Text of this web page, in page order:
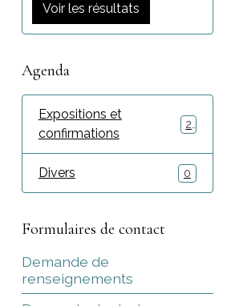
Voir les résultats
Agenda
Expositions et
confirmations
2
Divers 0
Formulaires de contact
Demande de
renseignements